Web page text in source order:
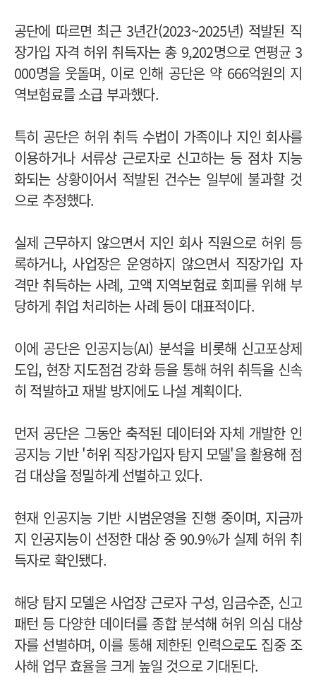
공단에 따르면 최근 3년간(2023~2025년) 적발된 직
장가입 자격 허위 취득자는 총 9,202명으로 연평균 3
000명을 웃돌며, 이로 인해 공단은 약 666억원의 지
역보험료를 소급 부과했다.
특히 공단은 허위 취득 수법이 가족이나 지인 회사를
이용하거나 서류상 근로자로 신고하는 등 점차 지능
화되는 상황이어서 적발된 건수는 일부에 불과할 것
으로 추정했다.
실제 근무하지 않으면서 지인 회사 직원으로 허위 등
록하거나, 사업장은 운영하지 않으면서 직장가입 자
격만 취득하는 사례, 고액 지역보험료 회피를 위해 부
당하게 취업 처리하는 사례 등이 대표적이다.
이에 공단은 인공지능(AI) 분석을 비롯해 신고포상제
도입, 현장 지도점검 강화 등을 통해 허위 취득을 신속
히 적발하고 재발 방지에도 나설 계획이다.
먼저 공단은 그동안 축적된 데이터와 자체 개발한 인
공지능 기반 '허위 직장가입자 탐지 모델'을 활용해 점
검 대상을 정밀하게 선별하고 있다.
현재 인공지능 기반 시범운영을 진행 중이며, 지금까
지 인공지능이 선정한 대상 중 90.9%가 실제 허위 취
득자로 확인됐다.
해당 탐지 모델은 사업장 근로자 구성, 임금수준, 신고
패턴 등 다양한 데이터를 종합 분석해 허위 의심 대상
자를 선별하며, 이를 통해 제한된 인력으로도 집중 조
사해 업무 효율을 크게 높일 것으로 기대된다.